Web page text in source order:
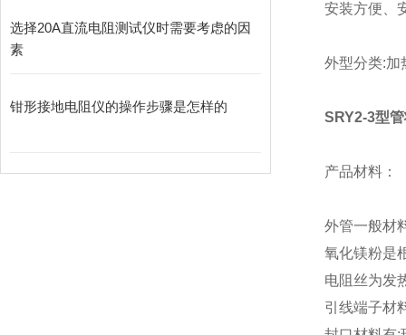
选择20A直流电阻测试仪时需要考虑的因
素
​钳形接地电阻仪的操作步骤是怎样的
安装方便、
外型分类:加
SRY2-3型
产品材料：
外管一般材
氧化镁粉是
电阻丝为发
引线端子材